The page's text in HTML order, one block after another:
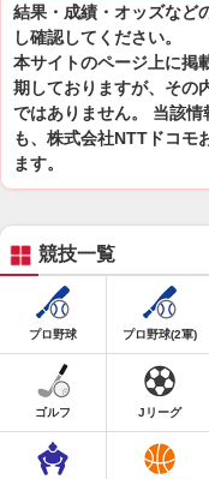
結果・成績・オッズなど
し確認してください。
本サイトのページ上に掲
期しておりますが、その
ではありません。 当該
も、株式会社NTTドコモ
ます。
競技一覧
プロ野球 プロ野球(2軍)
ゴルフ Jリーグ